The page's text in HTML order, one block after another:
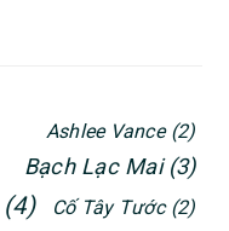
Ashlee Vance (2)
Bạch Lạc Mai (3)
(4) Cố Tây Tước (2)